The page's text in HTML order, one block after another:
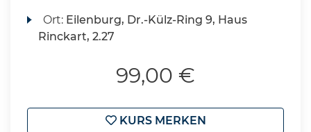
Ort: Eilenburg, Dr.-Külz-Ring 9, Haus
Rinckart, 2.27
99,00 €
KURS MERKEN